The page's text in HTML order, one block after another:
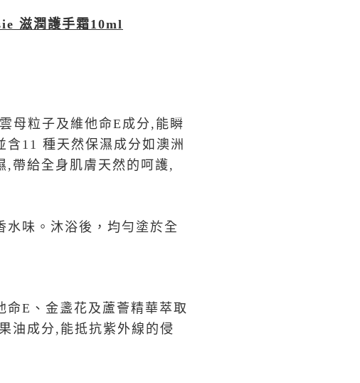
滋潤護手霜10ml
母粒子及維他命E成分,能瞬
11 種天然保濕成分如澳洲
,帶給全身肌膚天然的呵護,
味。沐浴後，均勻塗於全
E、金盞花及蘆薈精華萃取
油成分,能抵抗紫外線的侵